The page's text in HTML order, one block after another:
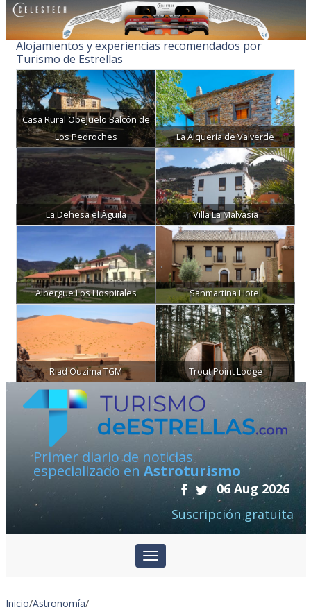
Alojamientos y experiencias recomendados por
Turismo de Estrellas
Casa Rural Obejuelo Balcón de
Los Pedroches
La Alquería de Valverde
La Dehesa el Águila Villa La Malvasía
Albergue Los Hospitales Sanmartina Hotel
Riad Ouzima TGM Trout Point Lodge
Primer diario de noticias
especializado en Astroturismo
06 Aug 2026
Suscripción gratuita
Inicio/Astronomía/